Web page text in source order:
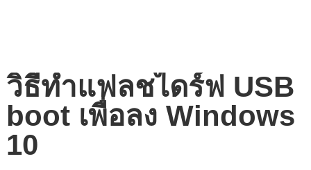
วิธีทําแฟลชไดร์ฟ USB
boot เพื่อลง Windows
10